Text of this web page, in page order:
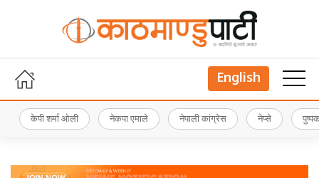
English
केपी शर्मा ओली नेकपा एमाले नेपाली कांग्रेस नेप्से